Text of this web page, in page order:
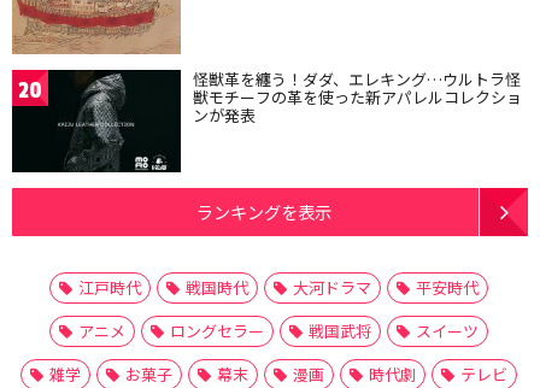
20 怪獣革を纏う！ダダ、エレキング…ウルトラ怪
獣モチーフの革を使った新アパレルコレクショ
ンが発表
ランキングを表示
江戸時代 戦国時代 大河ドラマ
平安時代
アニメ
ロングセラー 戦国武将
スイーツ
雑学
お菓子 幕末 漫画 時代劇
テレビ